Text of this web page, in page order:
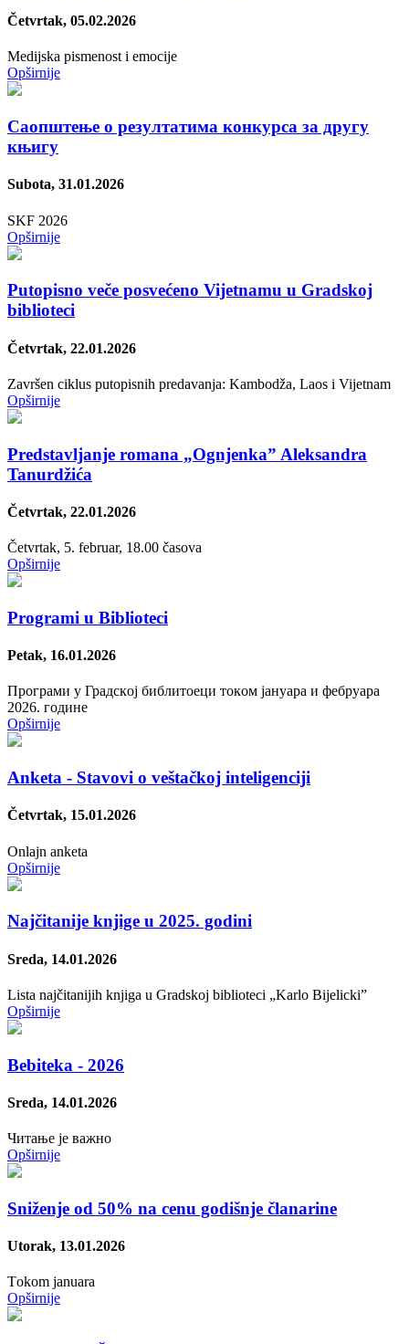
Četvrtak, 05.02.2026
Medijska pismenost i emocije
Opširnije
Саопштење о резултатима конкурса за другу
књигу
Subota, 31.01.2026
SKF 2026
Opširnije
Putopisno veče posvećeno Vijetnamu u Gradskoj
biblioteci
Četvrtak, 22.01.2026
Završen ciklus putopisnih predavanja: Kambodža, Laos i Vijetnam
Opširnije
Predstavljanje romana „Ognjenka” Aleksandra
Tanurdžića
Četvrtak, 22.01.2026
Četvrtak, 5. februar, 18.00 časova
Opširnije
Programi u Biblioteci
Petak, 16.01.2026
Прoгрaми у Грaдскoj библитoeци тoкoм jaнуaрa и фeбруaрa
2026. гoдинe
Opširnije
Anketa - Stavovi o veštačkoj inteligenciji
Četvrtak, 15.01.2026
Onlajn anketa
Opširnije
Najčitanije knjige u 2025. godini
Sreda, 14.01.2026
Lista najčitanijih knjiga u Gradskoj biblioteci „Karlo Bijelicki”
Opširnije
Bebiteka - 2026
Sreda, 14.01.2026
Читање је важно
Opširnije
Sniženje od 50% na cenu godišnje članarine
Utorak, 13.01.2026
Тokom januara
Opširnije